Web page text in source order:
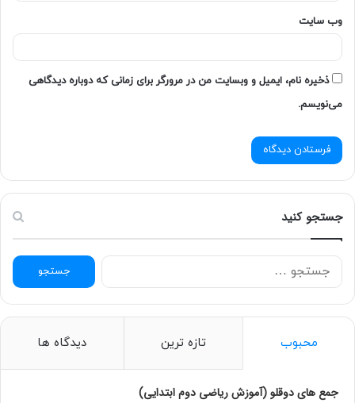
امتیاز کاربران:
وب‌ سایت
ذخیره نام، ایمیل و وبسایت من در مرورگر برای زمانی که دوباره دیدگاهی
می‌نویسم.
جستجو کنید
ج
س
ج
محبوب تازه ترین دیدگاه ها
جمع های دوقلو (آموزش ریاضی دوم ابتدایی)